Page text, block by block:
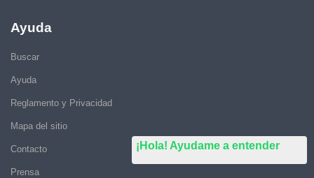
¡Hola! Ayudame a entender
Ayuda
Buscar
Ayuda
Reglamento y Privacidad
Mapa del sitio
Contacto
Prensa